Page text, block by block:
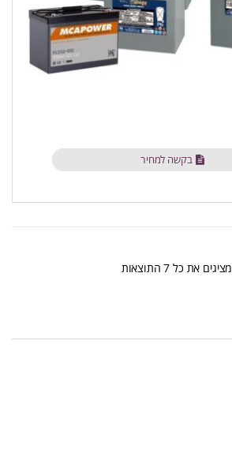
בקשה למחיר
מציגים את כל ⁦7⁩ התוצאות ממוין